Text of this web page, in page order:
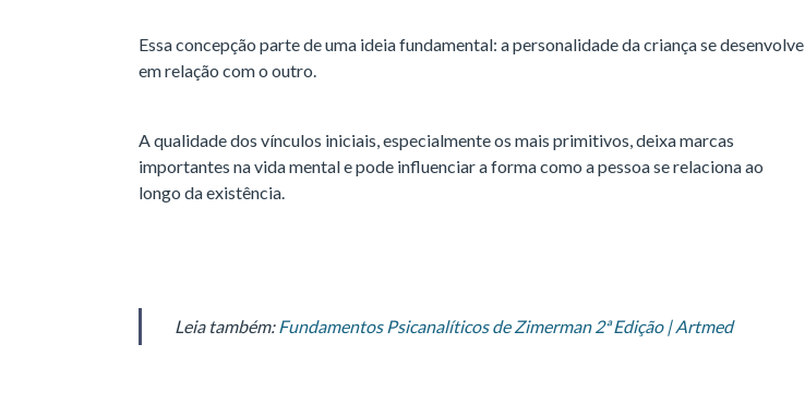
Essa concepção parte de uma ideia fundamental: a personalidade da criança se desenvolve
em relação com o outro.
A qualidade dos vínculos iniciais, especialmente os mais primitivos, deixa marcas
importantes na vida mental e pode influenciar a forma como a pessoa se relaciona ao
longo da existência.
Leia também:Fundamentos Psicanalíticos de Zimerman 2ª Edição | Artmed